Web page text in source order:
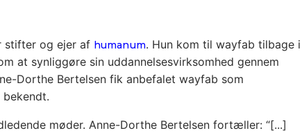
stifter og ejer af humanum. Hun kom til wayfab tilbage i
at synliggøre sin uddannelsesvirksomhed gennem
Dorthe Bertelsen fik anbefalet wayfab som
møder. Anne-Dorthe Bertelsen fortæller: “[...]